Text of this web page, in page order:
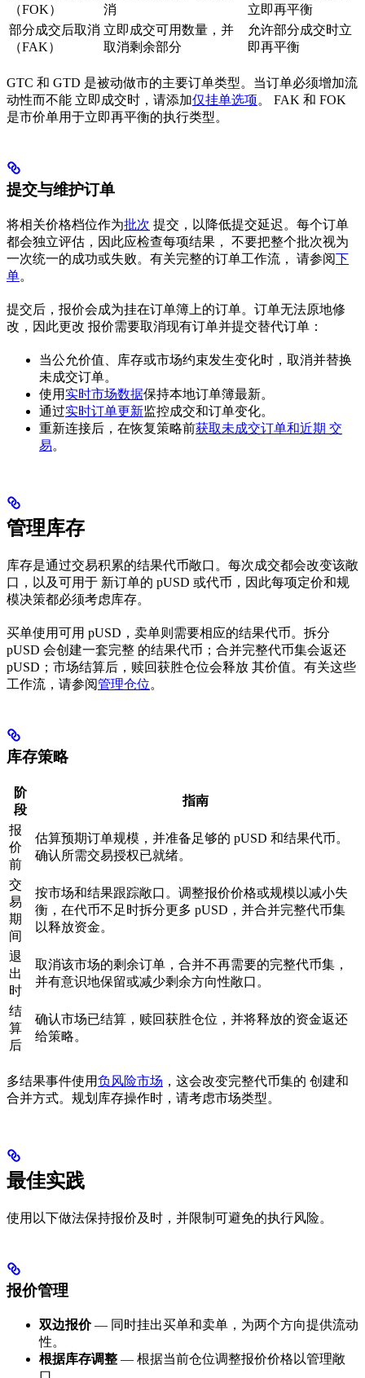
（FOK）
消
立即再平衡
部分成交后取消
（FAK）
立即成交可用数量，并
取消剩余部分
允许部分成交时立
即再平衡
GTC 和 GTD 是被动做市的主要订单类型。当订单必须增加流
动性而不能 立即成交时，请添加仅挂单选项。 FAK 和 FOK
是市价单用于立即再平衡的执行类型。
提交与维护订单
将相关价格档位作为批次 提交，以降低提交延迟。每个订单
都会独立评估，因此应检查每项结果， 不要把整个批次视为
一次统一的成功或失败。有关完整的订单工作流， 请参阅下
单。
提交后，报价会成为挂在订单簿上的订单。订单无法原地修
改，因此更改 报价需要取消现有订单并提交替代订单：
当公允价值、库存或市场约束发生变化时，取消并替换
未成交订单。
使用 实时市场数据保持本地订单簿最新。
通过实时订单更新监控成交和订单变化。
重新连接后，在恢复策略前获取未成交订单和近期 交
易。
管理库存
库存是通过交易积累的结果代币敞口。每次成交都会改变该敞
口，以及可用于 新订单的 pUSD 或代币，因此每项定价和规
模决策都必须考虑库存。
买单使用可用 pUSD，卖单则需要相应的结果代币。拆分
pUSD 会创建一套完整 的结果代币；合并完整代币集会返还
pUSD；市场结算后，赎回获胜仓位会释放 其价值。有关这些
工作流，请参阅管理仓位。
库存策略
阶
段
指南
报
价
前
估算预期订单规模，并准备足够的 pUSD 和结果代币。
确认所需交易授权已就绪。
交
易
期
间
按市场和结果跟踪敞口。调整报价价格或规模以减小失
衡，在代币不足时拆分更多 pUSD，并合并完整代币集
以释放资金。
退
出
时
取消该市场的剩余订单，合并不再需要的完整代币集，
并有意识地保留或减少剩余方向性敞口。
结
算
后
确认市场已结算，赎回获胜仓位，并将释放的资金返还
给策略。
多结果事件使用负风险市场 ，这会改变完整代币集的 创建和
合并方式。规划库存操作时，请考虑市场类型。
最佳实践
使用以下做法保持报价及时，并限制可避免的执行风险。
报价管理
双边报价— 同时挂出买单和卖单，为两个方向提供流动
性。
根据库存调整 — 根据当前仓位调整报价价格以管理敞